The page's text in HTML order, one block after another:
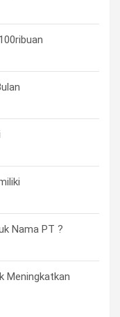
Nama PT ?
Meningkatkan